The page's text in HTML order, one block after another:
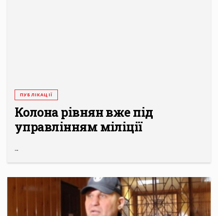
ПУБЛІКАЦІЇ
Колона рівнян вже під
управлінням міліції
...